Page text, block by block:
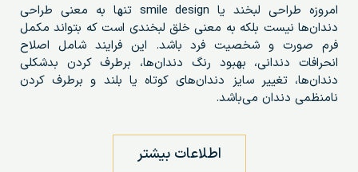
امروزه طراحی لبخند یا smile design تنها به معنی طراحی
دندان‌ها نیست بلکه به معنی خلق لبخندی است که بتواند مکمل
فرم صورت و شخصیت فرد باشد. این فرایند شامل اصلاح
انحرافات دندانی، بهبود رنگ دندان‌ها، برطرف کردن بدشکلی
دندان‌ها، تغییر سایز دندان‌های کوتاه یا بلند و برطرف کردن
نامنظمی دندان می‌باشد.
اطلاعات بیشتر